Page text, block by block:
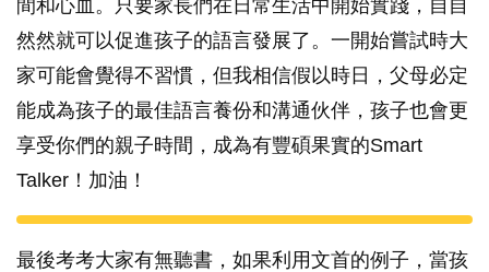
間和心血。只要家長們在日常生活中開始實踐，自自
然然就可以促進孩子的語言發展了。一開始嘗試時大
家可能會覺得不習慣，但我相信假以時日，父母必定
能成為孩子的最佳語言養份和溝通伙伴，孩子也會更
享受你們的親子時間，成為有豐碩果實的Smart
Talker！加油！
最後考考大家有無聽書，如果利用文首的例子，當孩